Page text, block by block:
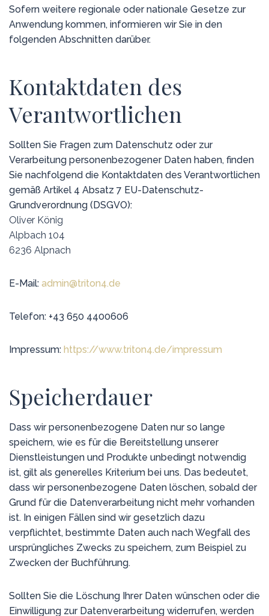
Sofern weitere regionale oder nationale Gesetze zur
Anwendung kommen, informieren wir Sie in den
folgenden Abschnitten darüber.
Kontaktdaten des
Verantwortlichen
Sollten Sie Fragen zum Datenschutz oder zur
Verarbeitung personenbezogener Daten haben, finden
Sie nachfolgend die Kontaktdaten des Verantwortlichen
gemäß Artikel 4 Absatz 7 EU-Datenschutz-
Grundverordnung (DSGVO):
Oliver König
Alpbach 104
6236 Alpnach
E-Mail: admin@triton4.de
Telefon: +43 650 4400606
Impressum: https://www.triton4.de/impressum
Speicherdauer
Dass wir personenbezogene Daten nur so lange
speichern, wie es für die Bereitstellung unserer
Dienstleistungen und Produkte unbedingt notwendig
ist, gilt als generelles Kriterium bei uns. Das bedeutet,
dass wir personenbezogene Daten löschen, sobald der
Grund für die Datenverarbeitung nicht mehr vorhanden
ist. In einigen Fällen sind wir gesetzlich dazu
verpflichtet, bestimmte Daten auch nach Wegfall des
ursprüngliches Zwecks zu speichern, zum Beispiel zu
Zwecken der Buchführung.
Sollten Sie die Löschung Ihrer Daten wünschen oder die
Einwilligung zur Datenverarbeitung widerrufen, werden